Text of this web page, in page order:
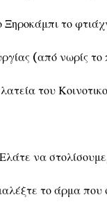
το
(από νωρίς το
του
να
το άρμα που